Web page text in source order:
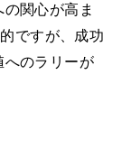
関心が高ま
ですが、成功
へのラリーが